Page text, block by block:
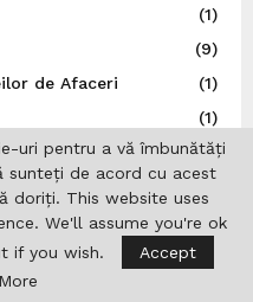
(1)
(9)
de Afaceri
(1)
(1)
(6)
(1)
uri pentru a vă îmbunătăți
sunteți de acord cu acest
doriți. This website uses
We'll assume you're ok
if you wish.
Accept